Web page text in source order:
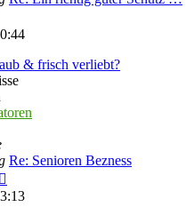
& frisch verliebt?
Re: Senioren Bezness
Beitrag